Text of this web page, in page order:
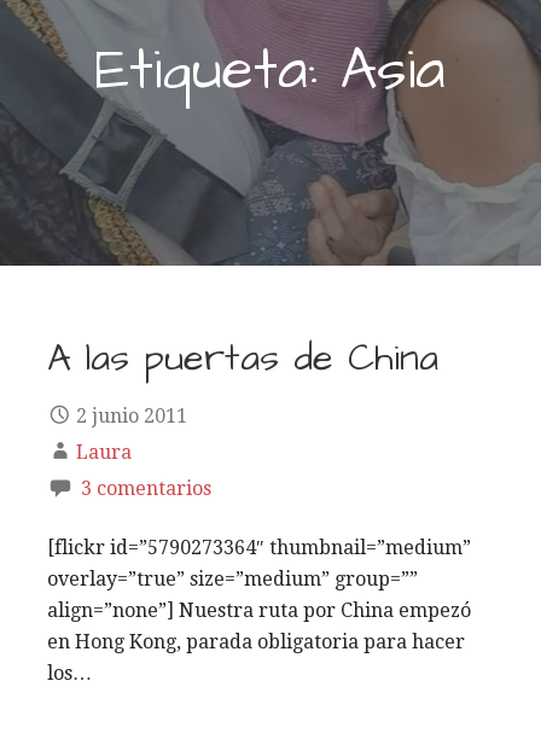
Etiqueta: Asia
A las puertas de China
2 junio 2011
Laura
3 comentarios
[flickr id=”5790273364″ thumbnail=”medium”
overlay=”true” size=”medium” group=””
align=”none”] Nuestra ruta por China empezó
en Hong Kong, parada obligatoria para hacer
los…